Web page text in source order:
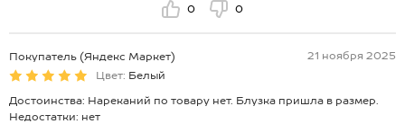
0 0
Покупатель (Яндекс Маркет)
21 ноября 2025
Цвет: Белый
Достоинства: Нареканий по товару нет. Блузка пришла в размер.
Недостатки: нет